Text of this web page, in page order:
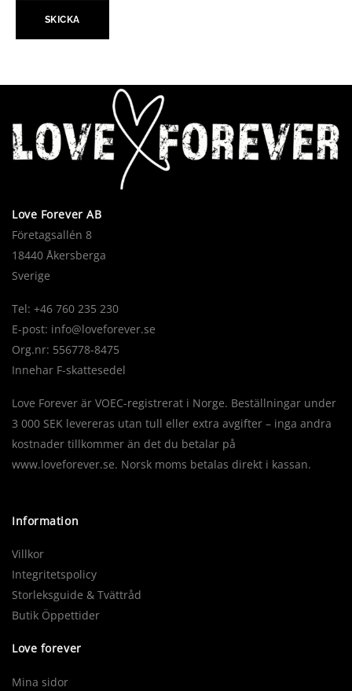
Love Forever AB
Företagsallén 8
18440 Åkersberga
Sverige
Tel: +46 760 235 230
E-post: info@loveforever.se
Org.nr: 556778-8475
Innehar F-skattesedel
Love Forever är VOEC-registrerat i Norge. Beställningar under
3 000 SEK levereras utan tull eller extra avgifter – inga andra
kostnader tillkommer än det du betalar på
www.loveforever.se. Norsk moms betalas direkt i kassan.
Information
Villkor
Integritetspolicy
Storleksguide & Tvättråd
Butik Öppettider
Love forever
Mina sidor